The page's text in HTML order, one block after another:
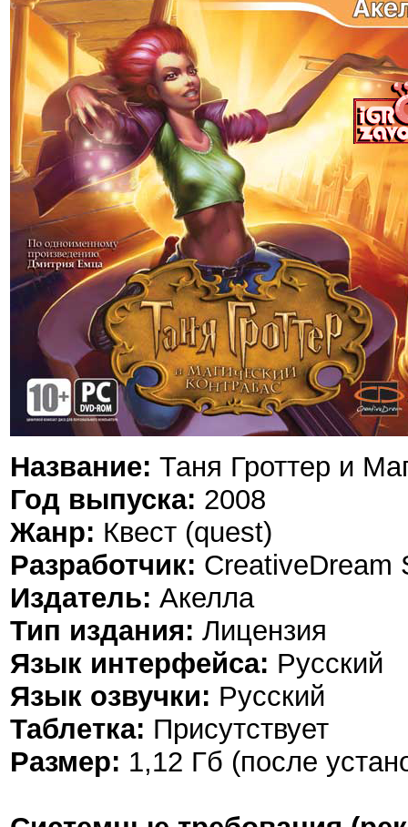
Название: Таня Гроттер и
Год выпуска: 2008
Жанр: Квест (quest)
Разработчик: CreativeDream
Издатель: Акелла
Тип издания: Лицензия
Язык интерфейса: Русский
Язык озвучки: Русский
Таблетка: Присутствует
Размер: 1,12 Гб (после